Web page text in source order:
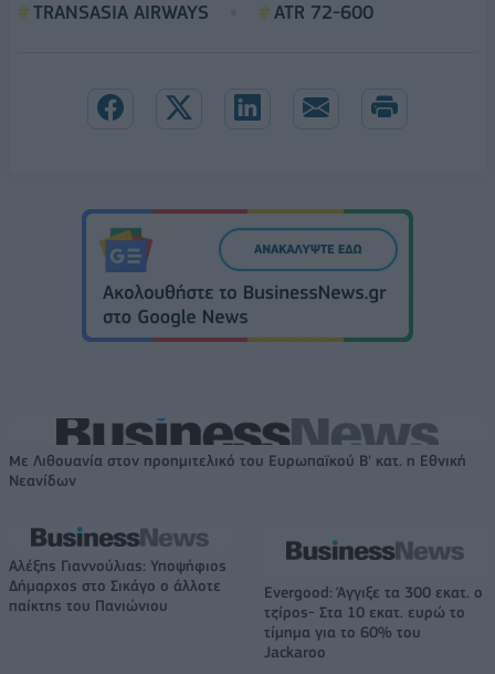
TRANSΑSIA AIRWAYS ATR 72-600
Με Λιθουανία στον προημιτελικό του Ευρωπαϊκού Β' κατ. η Εθνική
Νεανίδων
Αλέξης Γιαννούλιας: Υποψήφιος
Δήμαρχος στο Σικάγο ο άλλοτε
παίκτης του Πανιώνιου
Evergood: Άγγιξε τα 300 εκατ. ο
τζίρος- Στα 10 εκατ. ευρώ το
τίμημα για το 60% του
Jackaroo